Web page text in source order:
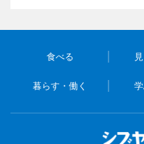
食べる
暮らす・働く